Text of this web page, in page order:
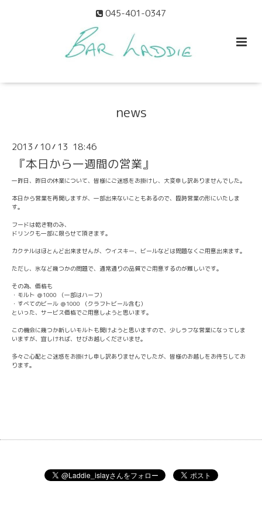
045-401-0347
news
2013 / 10/ 13 18:46
『本日から一週間の営業』
一昨日、昨日の休業について、皆様にご迷惑をお掛けし、大変申し訳ありませんでした。
本日から営業を再開しますが、一部出来ないこともあるので、臨時営業の形にいたしま
す。
フードは乾き物のみ、
ドリンクも一部に限らせて頂きます。
カクテルはほとんど出来ませんが、ウイスキー、ビールなどは問題なくご用意出来ます。
ただし、氷など幾つかの問題で、通常通りの品質でご用意するのが難しいです。
その為、価格も
・モルト ＠1000 （一部はハーフ）
・すべてのビール ＠1000 （クラフトビール含む）
といった、サービス価格でご用意しようと思います。
この機会に幾つか新しいモルトも開けようと思いますので、少しラフな営業になってしま
いますが、宜しければ、せびお越しくださいませ。
多々ご心配とご迷惑をお掛けし申し訳ありませんでしたが、皆様のお越しをお待ちしてお
ります。